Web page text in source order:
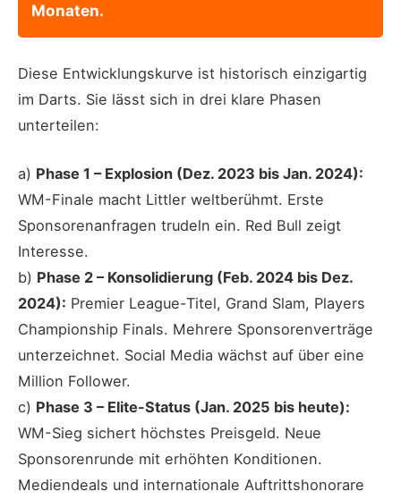
Monaten.
Diese Entwicklungskurve ist historisch einzigartig
im Darts. Sie lässt sich in drei klare Phasen
unterteilen:
a) Phase 1 – Explosion (Dez. 2023 bis Jan. 2024):
WM-Finale macht Littler weltberühmt. Erste
Sponsorenanfragen trudeln ein. Red Bull zeigt
Interesse.
b) Phase 2 – Konsolidierung (Feb. 2024 bis Dez.
2024): Premier League-Titel, Grand Slam, Players
Championship Finals. Mehrere Sponsorenverträge
unterzeichnet. Social Media wächst auf über eine
Million Follower.
c) Phase 3 – Elite-Status (Jan. 2025 bis heute):
WM-Sieg sichert höchstes Preisgeld. Neue
Sponsorenrunde mit erhöhten Konditionen.
Mediendeals und internationale Auftrittshonorare